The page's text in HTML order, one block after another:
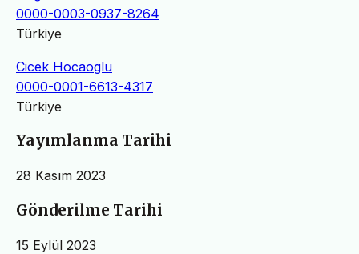
0000-0003-0937-8264
Türkiye
Cicek Hocaoglu
0000-0001-6613-4317
Türkiye
Yayımlanma Tarihi
28 Kasım 2023
Gönderilme Tarihi
15 Eylül 2023